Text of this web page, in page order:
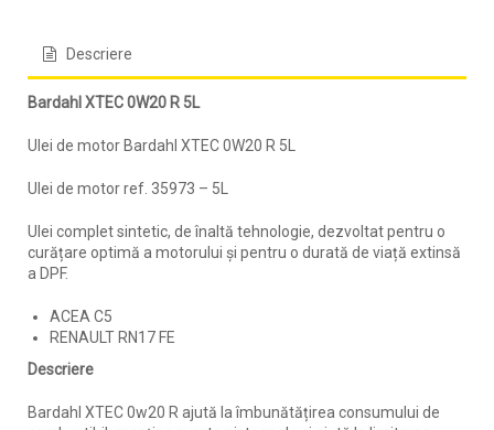
Descriere
Bardahl XTEC 0W20 R 5L
Ulei de motor Bardahl XTEC 0W20 R 5L
Ulei de motorref. 35973 – 5L
Ulei complet sintetic, de înaltă tehnologie, dezvoltat pentru o
curățare optimă a motorului și pentru o durată de viață extinsă
a DPF.
ACEA C5
RENAULT RN17 FE
Descriere
Bardahl XTEC 0w20 R ajută la îmbunătățirea consumului de